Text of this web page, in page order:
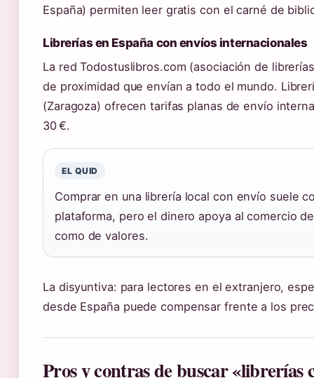
España) permiten leer gratis con el carné de
Librerías en España con envíos internacionales
La red Todostuslibros.com (asociación de
de proximidad que envían a todo el mundo.
(Zaragoza) ofrecen tarifas planas de envío
30 €.
EL QUID
Comprar en una librería local con envío suele
plataforma, pero el dinero apoya al comercio
como de valores.
La disyuntiva: para lectores en el extranjero,
desde España puede compensar frente a los
Pros y contras de buscar «librerías